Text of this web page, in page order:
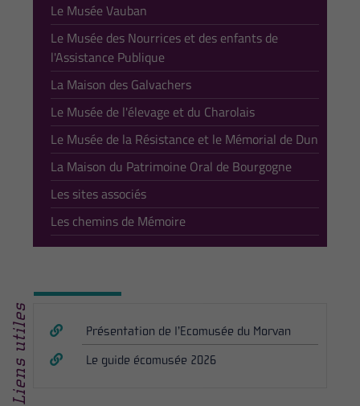
Le Musée Vauban
Le Musée des Nourrices et des enfants de
l'Assistance Publique
La Maison des Galvachers
Le Musée de l'élevage et du Charolais
Le Musée de la Résistance et le Mémorial de Dun
La Maison du Patrimoine Oral de Bourgogne
Les sites associés
Les chemins de Mémoire
Liens utiles
Présentation de l’Ecomusée du Morvan
Le guide écomusée 2026